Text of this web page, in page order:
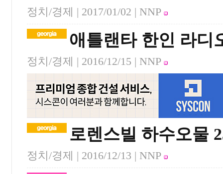
정치/경제 | 2017/01/02 | NNP
애틀랜타 한인 라디
정치/경제 | 2016/12/15 | NNP
로렌스빌 하수오물
정치/경제 | 2016/12/13 | NNP